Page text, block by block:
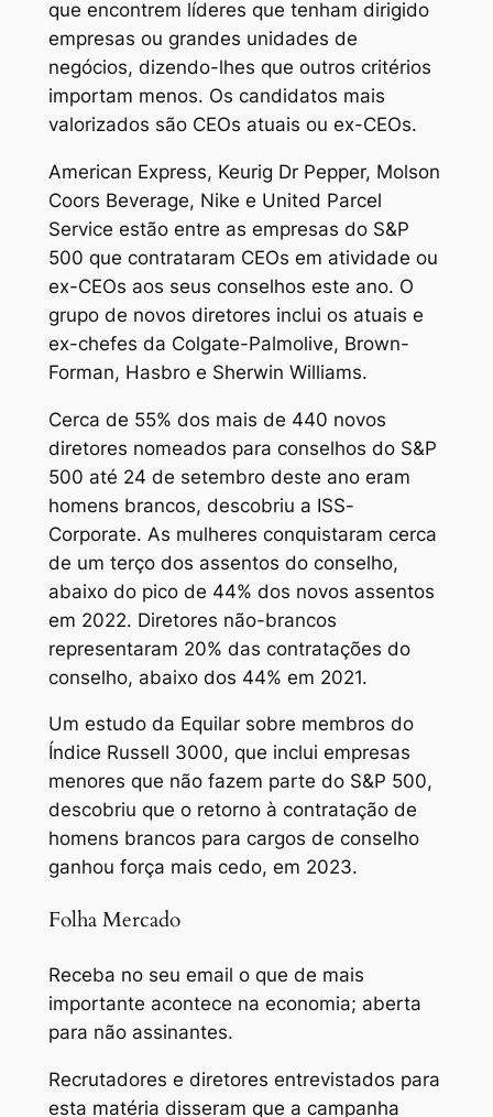
que encontrem líderes que tenham dirigido
empresas ou grandes unidades de
negócios, dizendo-lhes que outros critérios
importam menos. Os candidatos mais
valorizados são CEOs atuais ou ex-CEOs.
American Express, Keurig Dr Pepper, Molson
Coors Beverage, Nike e United Parcel
Service estão entre as empresas do S&P
500 que contrataram CEOs em atividade ou
ex-CEOs aos seus conselhos este ano. O
grupo de novos diretores inclui os atuais e
ex-chefes da Colgate-Palmolive, Brown-
Forman, Hasbro e Sherwin Williams.
Cerca de 55% dos mais de 440 novos
diretores nomeados para conselhos do S&P
500 até 24 de setembro deste ano eram
homens brancos, descobriu a ISS-
Corporate. As mulheres conquistaram cerca
de um terço dos assentos do conselho,
abaixo do pico de 44% dos novos assentos
em 2022. Diretores não-brancos
representaram 20% das contratações do
conselho, abaixo dos 44% em 2021.
Um estudo da Equilar sobre membros do
Índice Russell 3000, que inclui empresas
menores que não fazem parte do S&P 500,
descobriu que o retorno à contratação de
homens brancos para cargos de conselho
ganhou força mais cedo, em 2023.
Folha Mercado
Receba no seu email o que de mais
importante acontece na economia; aberta
para não assinantes.
Recrutadores e diretores entrevistados para
esta matéria disseram que a campanha